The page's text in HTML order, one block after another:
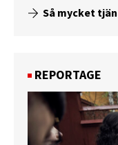
Så mycket
REPORTAGE